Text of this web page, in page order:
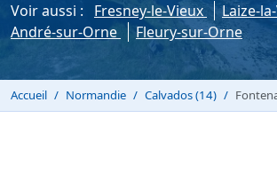
Voir aussi : Fresney-le-Vieux Laize-
André-sur-Orne
Fleury-sur-Orne
Accueil Normandie Calvados (14)